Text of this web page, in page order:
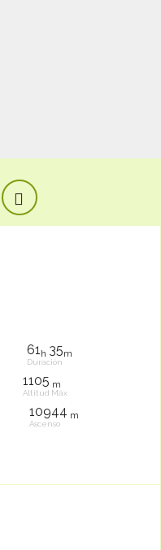
61h 35m
Duración
1105 m
Altitud Máx
10944 m
Ascenso